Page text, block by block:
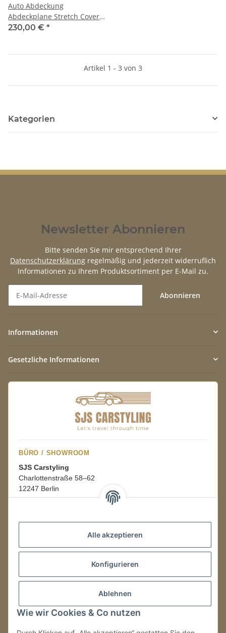
Alle akzeptieren
Konfigurieren
Ablehnen
Wie wir Cookies & Co nutzen
Auto Abdeckung
Abdeckplane Stretch Cover
Ganzgarage indoor für Audi
230,00 € *
Artikel 1 - 3 von 3
Kategorien
Newsletter Abonnieren
Bitte senden Sie mir entsprechend Ihrer
Datenschutzerklärung regelmäßig und jederzeit widerruflich
Informationen zu Ihrem Produktsortiment per E-Mail zu.
Abonnieren
Informationen
Gesetzliche Informationen
BÜRO / SHOWROOM
SJS Carstyling
Charlottenstraße 58–62
12247 Berlin
08:00–16:00 Uhr
LAGER / RETOUREN
Packmonster Fulfillment
SJS Carstyling Lager
Retouren ausschließlich an diese Adresse.